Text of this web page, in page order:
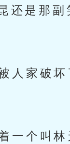
还是那
家破坏
个叫林